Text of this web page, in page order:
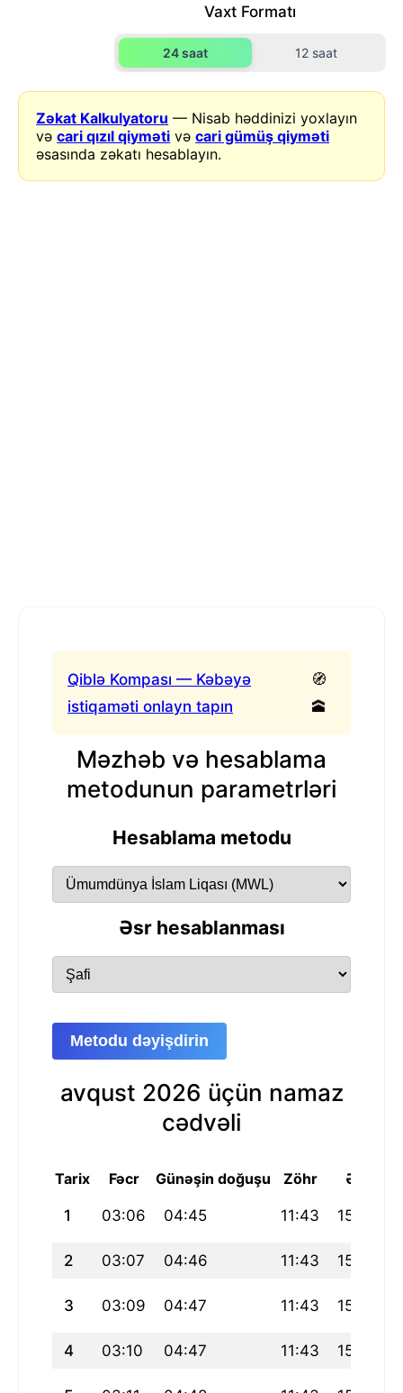
Vaxt Formatı
24 saat 12 saat
Zəkat Kalkulyatoru — Nisab həddinizi yoxlayın
vəcari qızıl qiyməti vəcari gümüş qiyməti
əsasında zəkatı hesablayın.
Qiblə Kompası — Kəbəyə
istiqaməti onlayn tapın
🧭
🕋
Məzhəb və hesablama
metodunun parametrləri
Hesablama metodu
Əsr hesablanması
Metodu dəyişdirin
avqust 2026 üçün namaz
cədvəli
Tarix Fəcr Günəşin doğuşu Zöhr Əsr
1 03:06 04:45 11:43 15:30
2 03:07 04:46 11:43 15:30
3 03:09 04:47 11:43 15:30
4 03:10 04:47 11:43 15:29